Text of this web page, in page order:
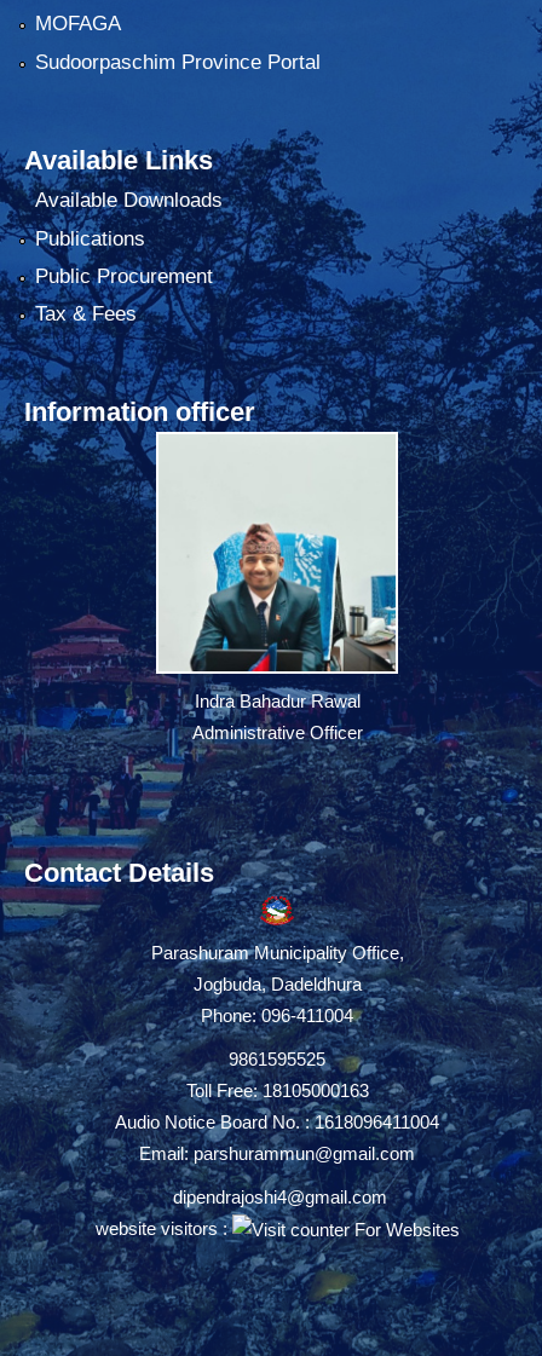
MOFAGA
Sudoorpaschim Province Portal
Available Links
Available Downloads
Publications
Public Procurement
Tax & Fees
Information officer
Indra Bahadur Rawal
Administrative Officer
Contact Details
Parashuram Municipality Office,
Jogbuda, Dadeldhura
Phone: 096-411004
9861595525
Toll Free: 18105000163
Audio Notice Board No. : 1618096411004
Email:parshurammun@gmail.com
dipendrajoshi4@gmail.com
website visitors :